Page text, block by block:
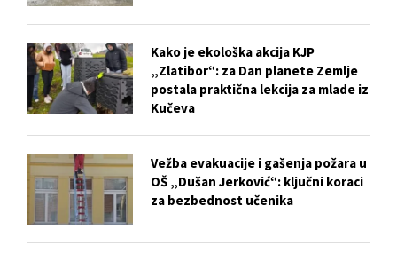
Kako je ekološka akcija KJP
„Zlatibor“: za Dan planete Zemlje
postala praktična lekcija za mlade iz
Kučeva
Vežba evakuacije i gašenja požara u
OŠ „Dušan Jerković“: ključni koraci
za bezbednost učenika